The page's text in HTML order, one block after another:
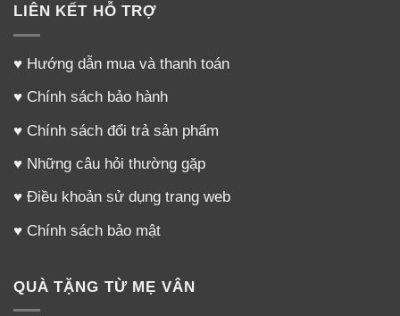
LIÊN KẾT HỖ TRỢ
♥ Hướng dẫn mua và thanh toán
♥ Chính sách bảo hành
♥ Chính sách đổi trả sản phẩm
♥ Những câu hỏi thường gặp
♥ Điều khoản sử dụng trang web
♥ Chính sách bảo mật
QUÀ TẶNG TỪ MẸ VÂN